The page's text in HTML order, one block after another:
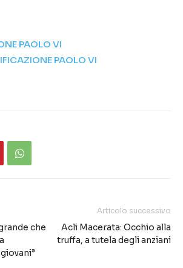
PAOLO VI
PAOLO VI
che
Articolo successivo
Acli Macerata: Occhio alla
truffa, a tutela degli anziani